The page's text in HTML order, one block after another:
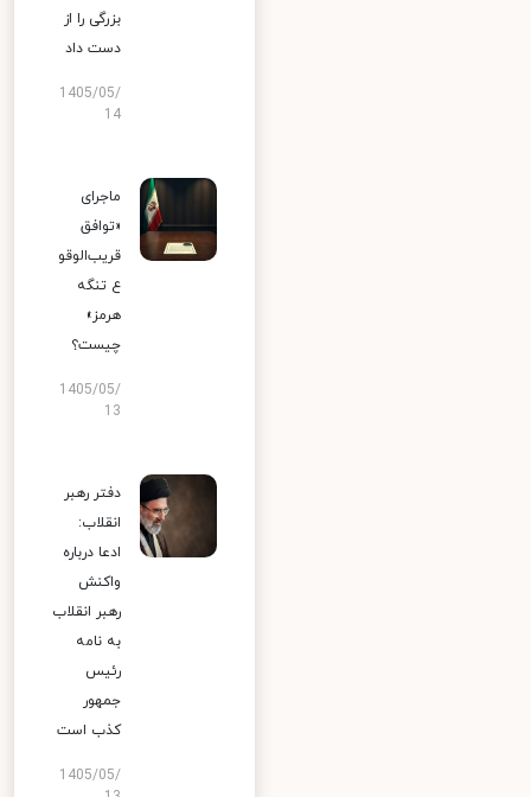
بزرگی را از
دست داد
1405/05/
14
ماجرای
«توافق
قریب‌الوقو
ع تنگه
هرمز»
چیست؟
1405/05/
13
دفتر رهبر
انقلاب:
ادعا درباره
واکنش
رهبر انقلاب
به نامه
رئیس
جمهور
کذب است
1405/05/